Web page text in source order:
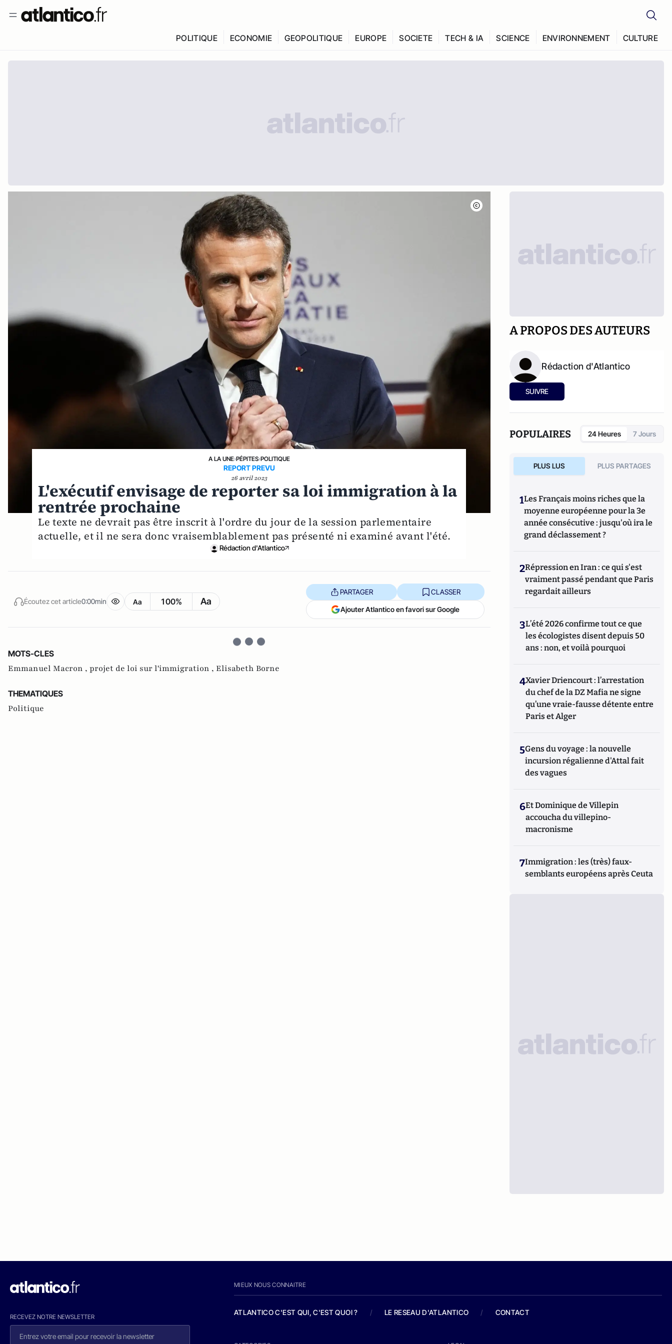
POLITIQUE ECONOMIE GEOPOLITIQUE EUROPE SOCIETE TECH & IA SCIENCE ENVIRONNEMENT CULTURE
A LA UNE›PÉPITES›POLITIQUE
REPORT PREVU
26 avril 2023
L'exécutif envisage de reporter sa loi immigration à la
rentrée prochaine
Le texte ne devrait pas être inscrit à l'ordre du jour de la session parlementaire
actuelle, et il ne sera donc vraisemblablement pas présenté ni examiné avant l'été.
Rédaction d'Atlantico
Écoutez cet article0:00min Aa 100% Aa
PARTAGER CLASSER
Ajouter Atlantico en favori sur Google
MOTS-CLES
Emmanuel Macron , projet de loi sur l'immigration , Elisabeth Borne
THEMATIQUES
Politique
A PROPOS DES AUTEURS
Rédaction d'Atlantico
SUIVRE
POPULAIRES 24 Heures 7 Jours
PLUS LUS PLUS PARTAGES
1Les Français moins riches que la
moyenne européenne pour la 3e
année consécutive : jusqu'où ira le
grand déclassement ?
2Répression en Iran : ce qui s'est
vraiment passé pendant que Paris
regardait ailleurs
3L’été 2026 confirme tout ce que
les écologistes disent depuis 50
ans : non, et voilà pourquoi
4Xavier Driencourt : l’arrestation
du chef de la DZ Mafia ne signe
qu’une vraie-fausse détente entre
Paris et Alger
5Gens du voyage : la nouvelle
incursion régalienne d'Attal fait
des vagues
6Et Dominique de Villepin
accoucha du villepino-
macronisme
7Immigration : les (très) faux-
semblants européens après Ceuta
RECEVEZ NOTRE NEWSLETTER
MIEUX NOUS CONNAITRE
ATLANTICO C'EST QUI, C'EST QUOI ? / LE RESEAU D'ATLANTICO / CONTACT